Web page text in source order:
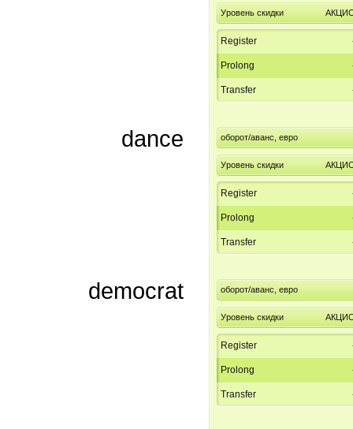
Уровень скидки
Register
Prolong
Transfer
dance оборот/аванс, евро
Уровень скидки
Register
Prolong
Transfer
democrat оборот/аванс, евро
Уровень скидки
Register
Prolong
Transfer